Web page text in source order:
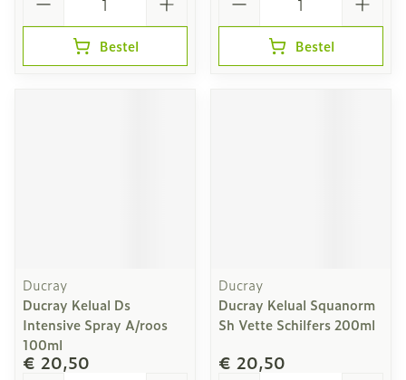
Bestel Bestel
Ducray
Ducray Kelual Ds
Intensive Spray A/roos
100ml
€ 20,50
Ducray
Ducray Kelual Squanorm
Sh Vette Schilfers 200ml
€ 20,50